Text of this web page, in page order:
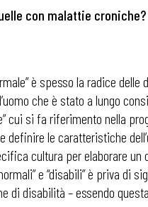
con malattie croniche?
è spesso la radice
che è stato a lungo
cui si fa riferimento nella
le caratteristiche
cultura per elaborare
e “disabili” è priva
di disabilità – essendo